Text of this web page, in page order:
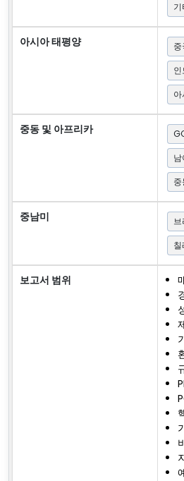
아시아 태평양 중
인
중동 및 아프리카
중남미
칠
보고서 범위